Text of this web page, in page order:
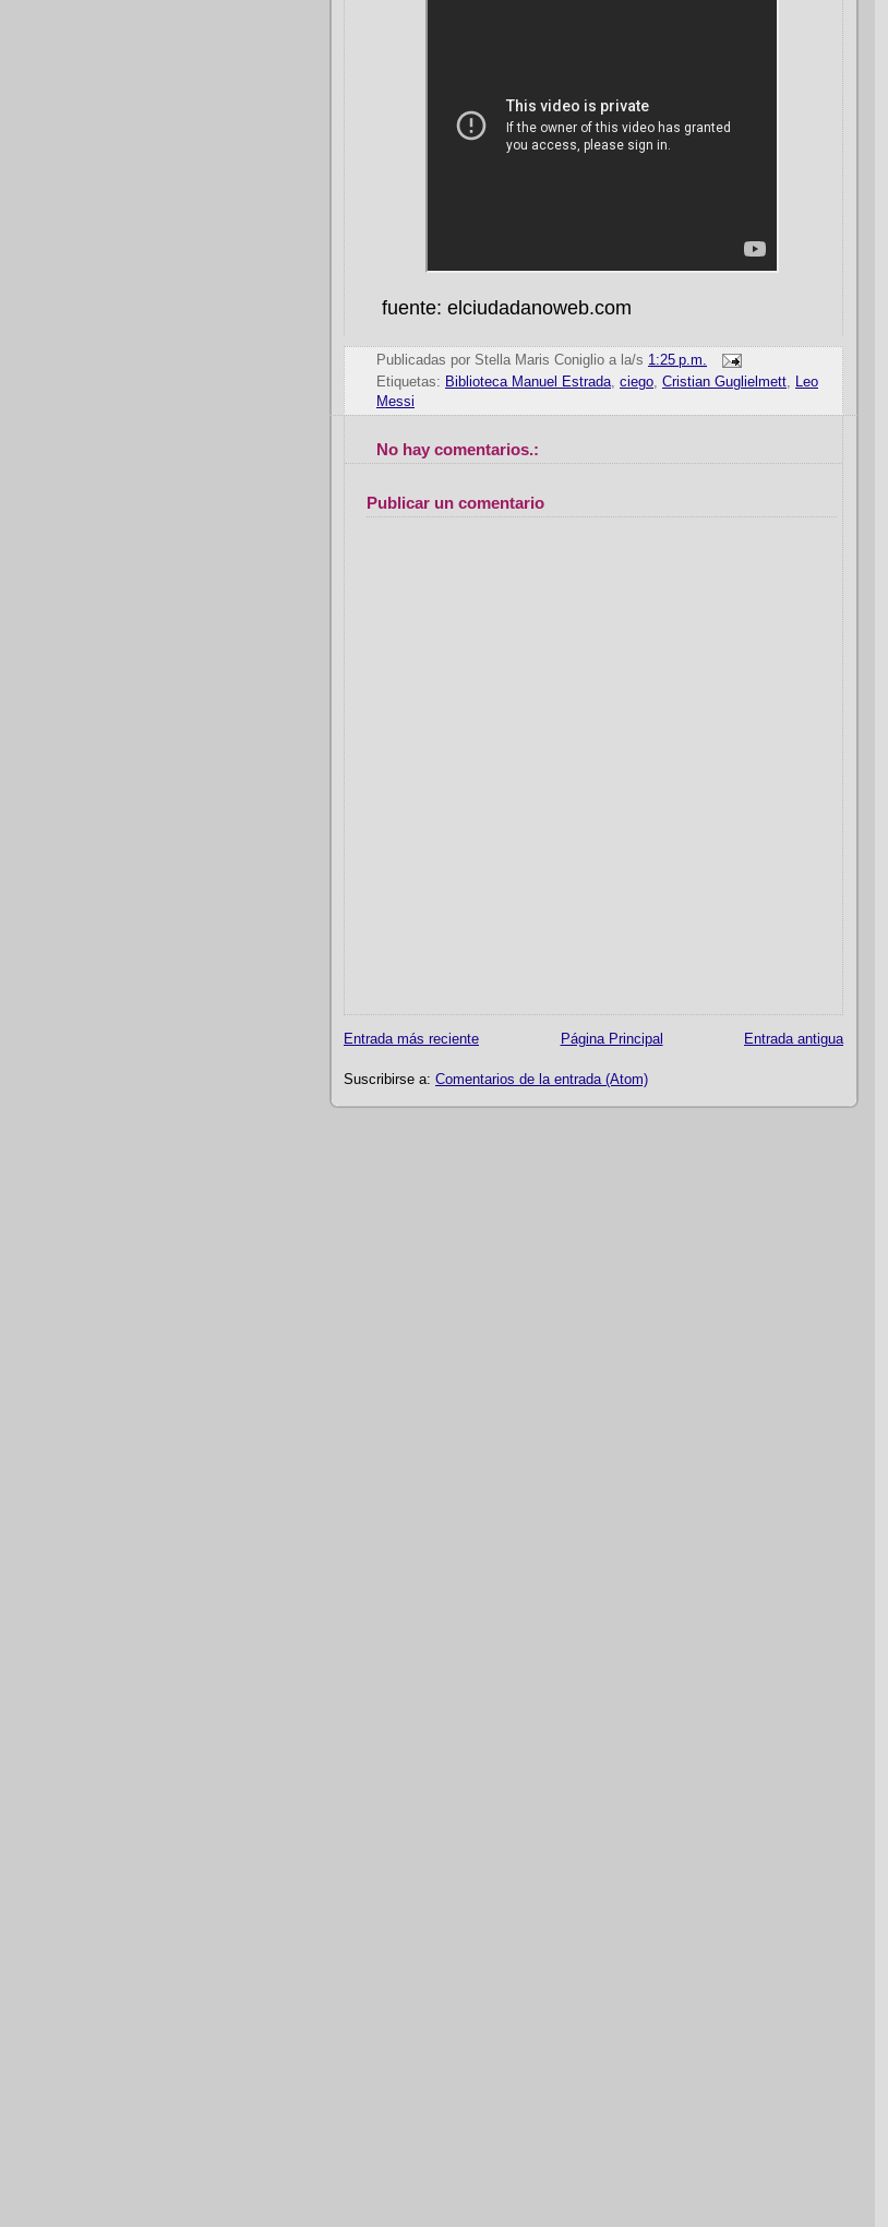
fuente: elciudadanoweb.com
Publicadas por Stella Maris Coniglio a la/s 1:25 p.m.
Etiquetas: Biblioteca Manuel Estrada ciego Cristian Guglielmett
Leo
Messi
No hay comentarios.:
Publicar un comentario
Entrada más reciente Entrada antigua
Página Principal
Suscribirse a: Comentarios de la entrada (Atom)